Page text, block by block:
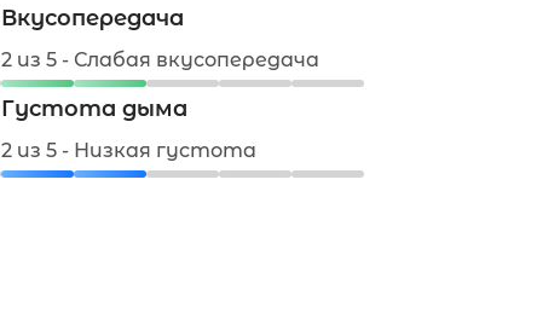
Вкусопередача
2 из 5 - Слабая вкусопередача
Густота дыма
2 из 5 - Низкая густота